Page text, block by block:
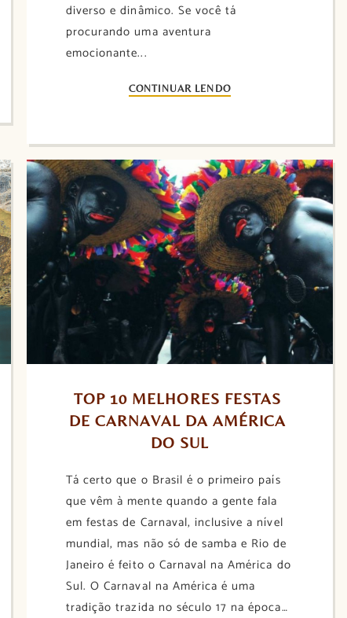
diverso e dinâmico. Se você tá
procurando uma aventura
emocionante...
CONTINUAR LENDO
TOP 10 MELHORES FESTAS
DE CARNAVAL DA AMÉRICA
DO SUL
Tá certo que o Brasil é o primeiro país
que vêm à mente quando a gente fala
em festas de Carnaval, inclusive a nível
mundial, mas não só de samba e Rio de
Janeiro é feito o Carnaval na América do
Sul. O Carnaval na América é uma
tradição trazida no século 17 na época…